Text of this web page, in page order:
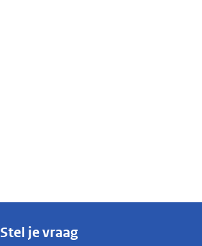
Stel je vraag